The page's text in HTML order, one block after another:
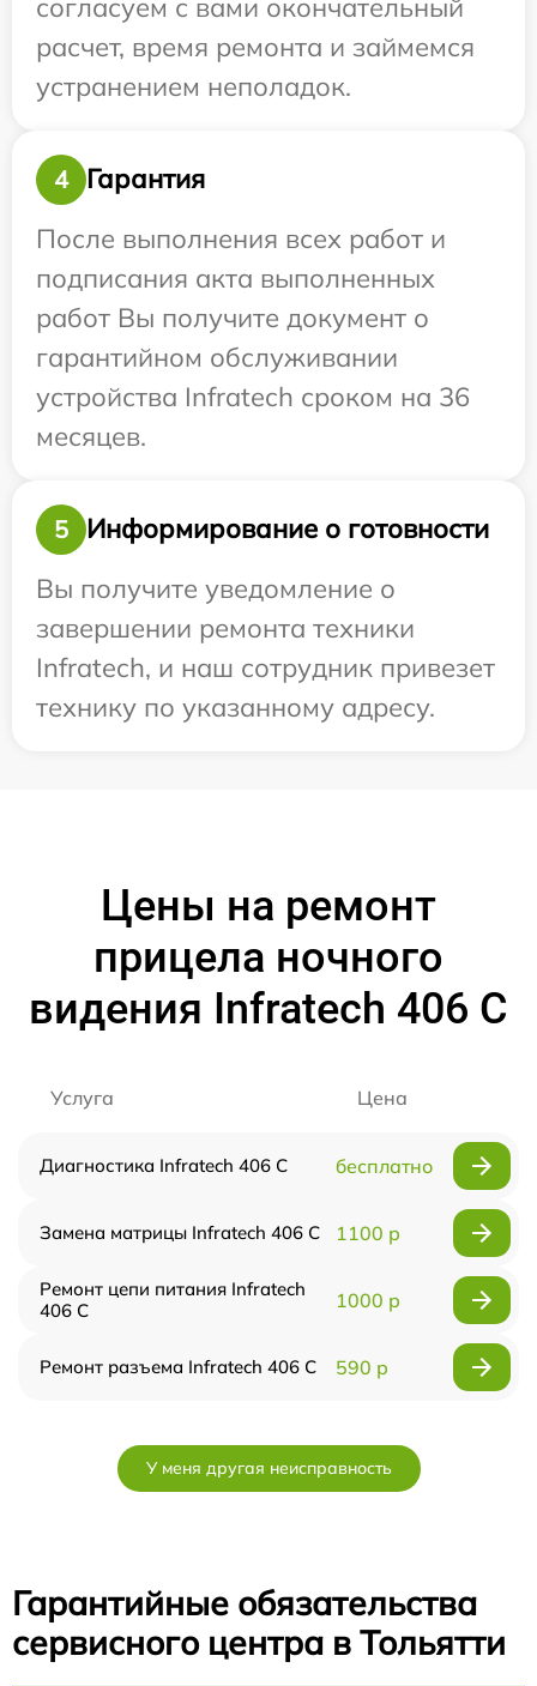
расчет, время ремонта и займемся
устранением неполадок.
4
Гарантия
После выполнения всех работ и
подписания акта выполненных
работ Вы получите документ о
гарантийном обслуживании
устройства Infratech сроком на 36
месяцев.
5
Информирование о готовности
Вы получите уведомление о
завершении ремонта техники
Infratech, и наш сотрудник привезет
технику по указанному адресу.
Цены на ремонт
прицела ночного
видения Infratech 406 С
Услуга Цена
Диагностика Infratech 406 С бесплатно
Замена матрицы Infratech 406 С 1100 р
Ремонт цепи питания Infratech
406 С
1000 р
Ремонт разъема Infratech 406 С 590 р
У меня другая неисправность
Гарантийные обязательства
сервисного центра в Тольятти